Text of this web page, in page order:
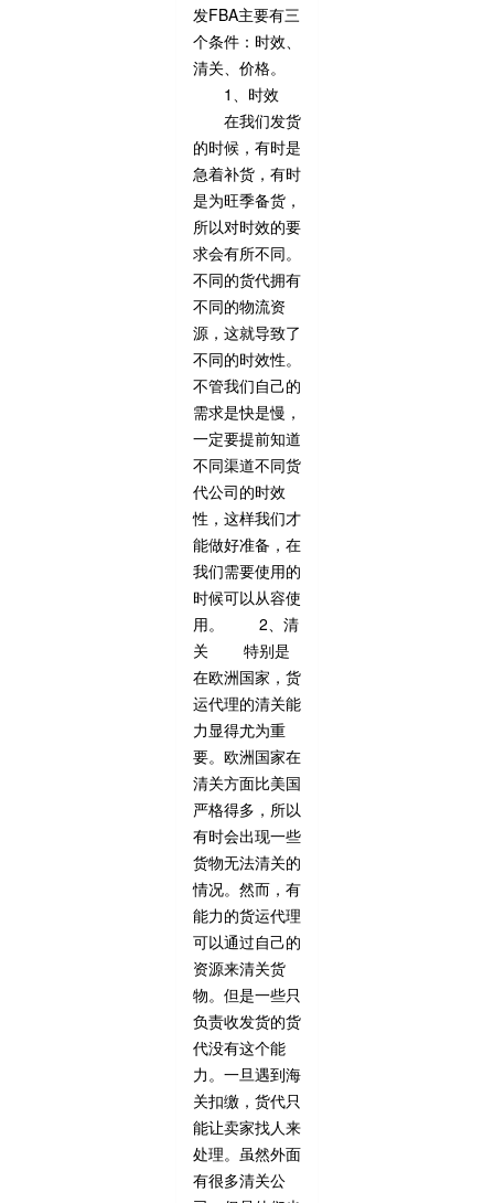
发FBA主要有三
个条件：时效、
清关、价格。
1、时效
在我们发货
的时候，有时是
急着补货，有时
是为旺季备货，
所以对时效的要
求会有所不同。
不同的货代拥有
不同的物流资
源，这就导致了
不同的时效性。
不管我们自己的
需求是快是慢，
一定要提前知道
不同渠道不同货
代公司的时效
性，这样我们才
能做好准备，在
我们需要使用的
时候可以从容使
用。 2、清
关 特别是
在欧洲国家，货
运代理的清关能
力显得尤为重
要。欧洲国家在
清关方面比美国
严格得多，所以
有时会出现一些
货物无法清关的
情况。然而，有
能力的货运代理
可以通过自己的
资源来清关货
物。但是一些只
负责收发货的货
代没有这个能
力。一旦遇到海
关扣缴，货代只
能让卖家找人来
处理。虽然外面
有很多清关公